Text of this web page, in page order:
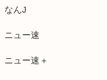
なんJ
ニュー速
ニュー速＋